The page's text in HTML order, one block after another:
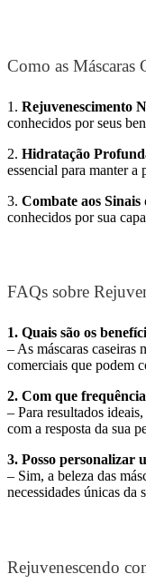
Como as Máscaras
1. Rejuvenescimento
conhecidos por seus
2. Hidratação
essencial para manter
3. Combate aos
conhecidos por sua
FAQs sobre
1. Quais são os
– As máscaras caseiras
comerciais que podem
2. Com que
– Para resultados
com a resposta da sua
3. Posso personalizar
– Sim, a beleza das
necessidades únicas da
Rejuvenescendo